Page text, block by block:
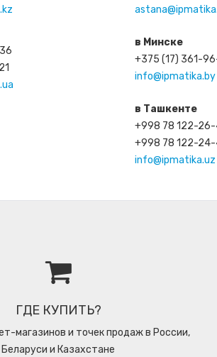
в Минске
+375 (17) 361-
info@ipmatika.by
в Ташкенте
+998 78 122-
+998 78 122-
info@ipmatika.uz
ГДЕ КУПИТЬ?
магазинов и точек продаж в России,
Беларуси и Казахстане